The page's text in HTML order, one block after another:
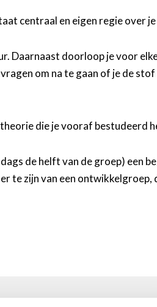
centraal en eigen regie over
Daarnaast doorloop je voor
om na te gaan of je de
die je vooraf bestudeerd
de helft van de groep) een
te zijn van een ontwikkelgroep,